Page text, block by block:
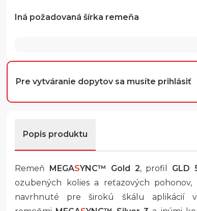
Iná požadovaná šírka remeňa
Pre vytváranie dopytov sa musíte prihlásiť
Popis produktu
Remeň MEGASYNC™ Gold 2, profil GLD
ozubených kolies a reťazových
navrhnuté pre širokú škálu aplikácií